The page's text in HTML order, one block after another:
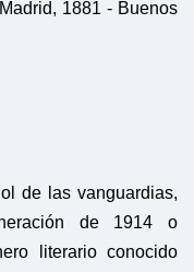
1881 - Buenos
de las vanguardias,
de 1914 o
literario conocido